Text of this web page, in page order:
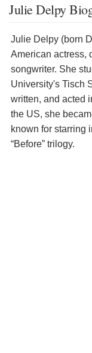
Julie Delpy
Julie Delpy (born
American actress,
songwriter. She
University's Tisch
written, and acted
the US, she
known for starring
“Before” trilogy.